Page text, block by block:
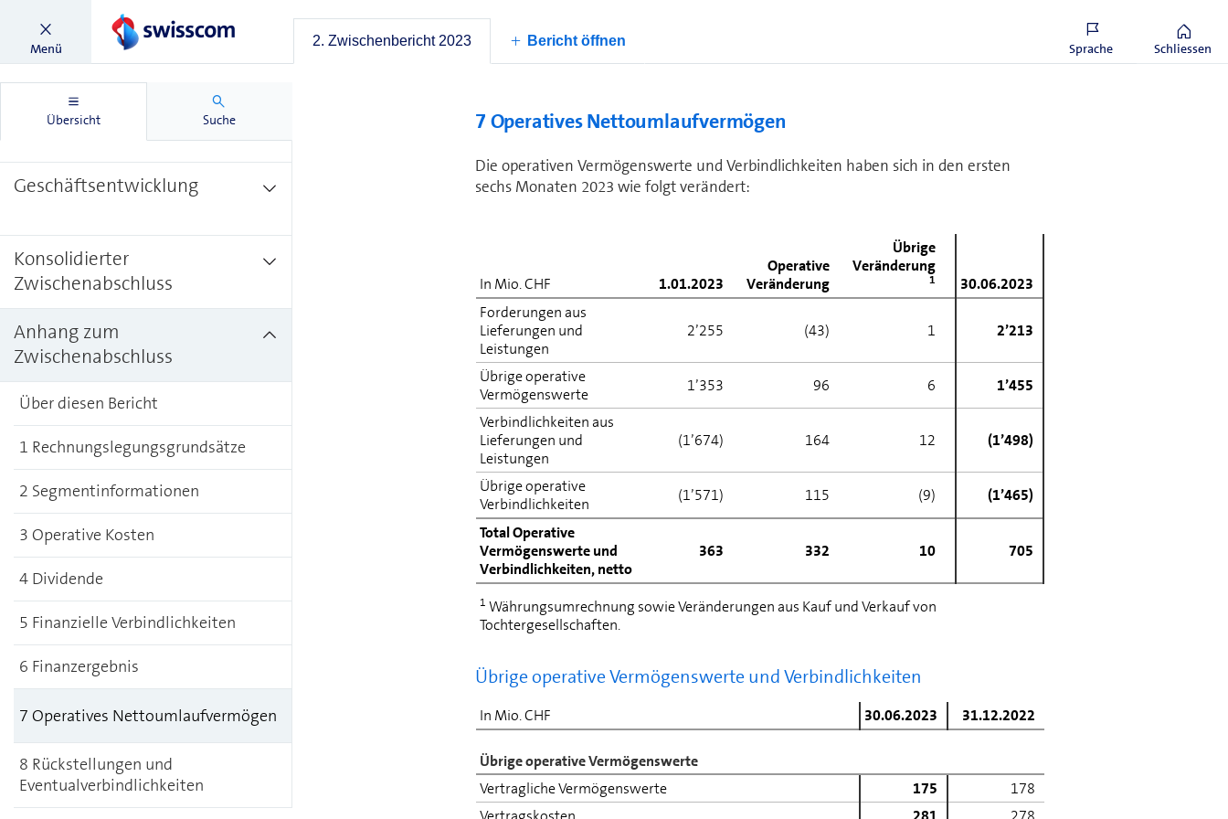
Menü 2. Zwischenbericht 2023 Bericht öffnen Sprache Schliessen
Übersicht Suche
2. Zwischenbericht 2023
Schlüsselkennzahlen
Geschäftsentwicklung
Konsolidierter
Zwischenabschluss
Anhang zum
Zwischenabschluss
Über diesen Bericht
1 Rechnungslegungsgrundsätze
2 Segmentinformationen
3 Operative Kosten
4 Dividende
5 Finanzielle Verbindlichkeiten
6 Finanzergebnis
7 Operatives Nettoumlaufvermögen
8 Rückstellungen und
Eventualverbindlichkeiten
Verbindlichkeiten
7 Operatives Nettoumlaufvermögen
Die operativen Vermögenswerte und Verbindlichkeiten haben sich in den ersten
sechs Monaten 2023 wie folgt verändert:
In Mio. CHF 1.01.2023
Operative
Veränderung
Übrige
Veränderung
1
30.06.2023
Forderungen aus
Lieferungen und
Leistungen
2’255 (43) 1 2’213
Übrige operative
Vermögenswerte
1’353 96 6
1’455
Verbindlichkeiten aus
Lieferungen und
Leistungen
(1’674) 164 12 (1’498)
Übrige operative
Verbindlichkeiten
(1’571) 115 (9)
(1’465)
Total Operative
Vermögenswerte und
Verbindlichkeiten, netto
363 332 10 705
1 Währungsumrechnung sowie Veränderungen aus Kauf und Verkauf von
Tochtergesellschaften.
Übrige operative Vermögenswerte und Verbindlichkeiten
In Mio. CHF 30.06.2023 31.12.2022
Übrige operative Vermögenswerte
Vertragliche Vermögenswerte
175
178